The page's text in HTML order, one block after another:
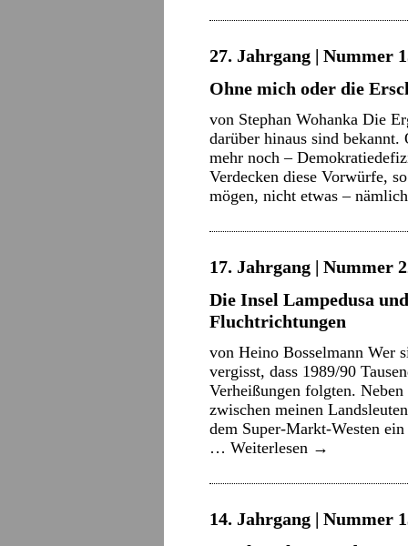
27. Jahrgang | Nummer
Ohne mich oder die
von Stephan Wohanka Die
darüber hinaus sind
mehr noch –
Verdecken diese Vorwürfe,
mögen, nicht etwas –
17. Jahrgang | Nummer
Die Insel Lampedusa
Fluchtrichtungen
von Heino Bosselmann Wer
vergisst, dass 1989/90
Verheißungen folgten.
zwischen meinen
dem Super-Markt-Westen
… Weiterlesen →
14. Jahrgang | Nummer